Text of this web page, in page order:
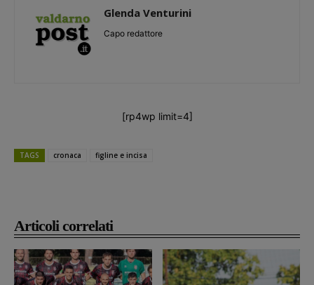
Articoli correlati
Glenda Venturini
Capo redattore
[rp4wp limit=4]
TAGS cronaca figline e incisa